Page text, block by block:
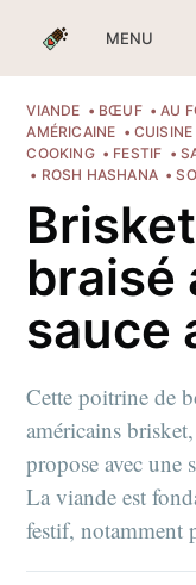
MENU
VIANDE BŒUF AU
AMÉRICAINE
CUISINE
COOKING
FESTIF
ROSH HASHANA
braisé
sauce
Cette poitrine de
américains
propose avec une
La viande est
festif, notamment